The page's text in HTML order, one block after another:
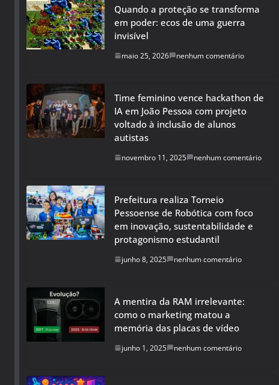
Quando a proteção se transforma
em poder: ecos de uma guerra
invisível
maio 25, 2026 nenhum comentário
Time feminino vence hackathon de
IA em João Pessoa com projeto
voltado à inclusão de alunos
autistas
novembro 11, 2025 nenhum comentário
Prefeitura realiza Torneio
Pessoense de Robótica com foco
em inovação, sustentabilidade e
protagonismo estudantil
junho 8, 2025 nenhum comentário
A mentira da RAM irrelevante:
como o marketing matou a
memória das placas de vídeo
junho 1, 2025 nenhum comentário